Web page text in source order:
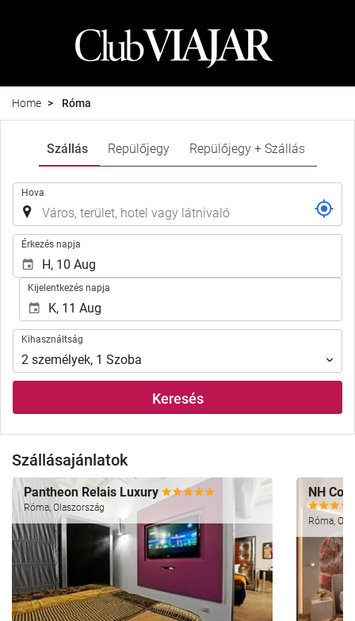
Home Róma
Szállás Repülőjegy Repülőjegy + Szállás
Hova
Érkezés napja
Kijelentkezés napja
Kihasználtság
Kihasználtság
2 személyek, 1 Szoba
Keresés
Szállásajánlatok
Pantheon Relais Luxury
Róma, Olaszország
NH
Róma,